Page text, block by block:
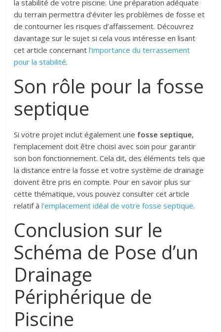
la stabilité de votre piscine. Une préparation adéquate
du terrain permettra d’éviter les problèmes de fosse et
de contourner les risques d’affaissement. Découvrez
davantage sur le sujet si cela vous intéresse en lisant
cet article concernantl’importance du terrassement
pour la stabilité.
Son rôle pour la fosse
septique
Si votre projet inclut également une fosse septique,
l’emplacement doit être choisi avec soin pour garantir
son bon fonctionnement. Cela dit, des éléments tels que
la distance entre la fosse et votre système de drainage
doivent être pris en compte. Pour en savoir plus sur
cette thématique, vous pouvez consulter cet article
relatif àl’emplacement idéal de votre fosse septique.
Conclusion sur le
Schéma de Pose d’un
Drainage
Périphérique de
Piscine